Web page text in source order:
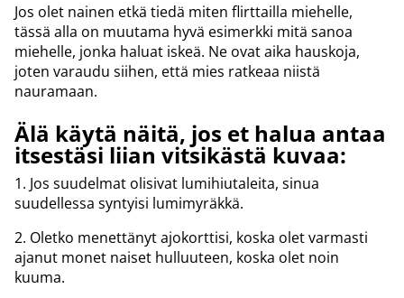
Jos olet nainen etkä tiedä miten flirttailla miehelle,
tässä alla on muutama hyvä esimerkki mitä sanoa
miehelle, jonka haluat iskeä. Ne ovat aika hauskoja,
joten varaudu siihen, että mies ratkeaa niistä
nauramaan.
Älä käytä näitä, jos et halua antaa
itsestäsi liian vitsikästä kuvaa:
1. Jos suudelmat olisivat lumihiutaleita, sinua
suudellessa syntyisi lumimyräkkä.
2. Oletko menettänyt ajokorttisi, koska olet varmasti
ajanut monet naiset hulluuteen, koska olet noin
kuuma.